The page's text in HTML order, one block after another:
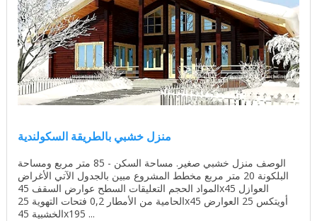
منزل خشبي بالطريقة السكولندية
الوصف منزل خشبي صغير. مساحة السكن - 85 متر مربع ومساحة
البلكونة 20 متر مربع مخطط المشروع مبين بالجدول الآتي الأغراض
المواد الحجم التعليقات السطح عوارض السقف 45x45 العوازل
الحامية من الأمطار 0,2 فتحات التهوية 25x45 أويتكس 25 العوارض
الخشبية 45x195 ...